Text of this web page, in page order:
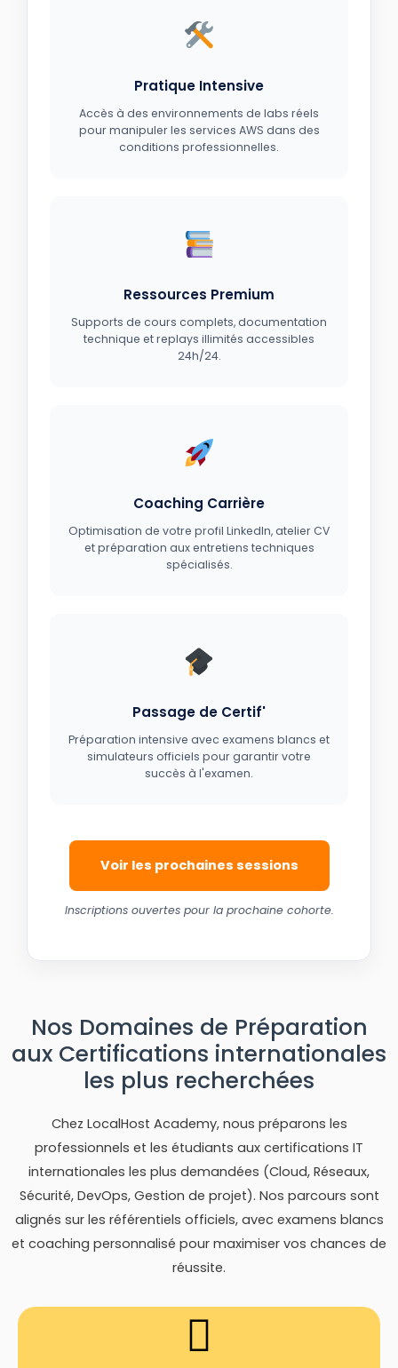
Pratique Intensive
Accès à des environnements de labs réels
pour manipuler les services AWS dans des
conditions professionnelles.
Ressources Premium
Supports de cours complets, documentation
technique et replays illimités accessibles
24h/24.
Coaching Carrière
Optimisation de votre profil LinkedIn, atelier CV
et préparation aux entretiens techniques
spécialisés.
Passage de Certif'
Préparation intensive avec examens blancs et
simulateurs officiels pour garantir votre
succès à l'examen.
Voir les prochaines sessions
Inscriptions ouvertes pour la prochaine cohorte.
Nos Domaines de Préparation
aux Certifications internationales
les plus recherchées
Chez LocalHost Academy, nous préparons les
professionnels et les étudiants aux certifications IT
internationales les plus demandées (Cloud, Réseaux,
Sécurité, DevOps, Gestion de projet). Nos parcours sont
alignés sur les référentiels officiels, avec examens blancs
et coaching personnalisé pour maximiser vos chances de
réussite.